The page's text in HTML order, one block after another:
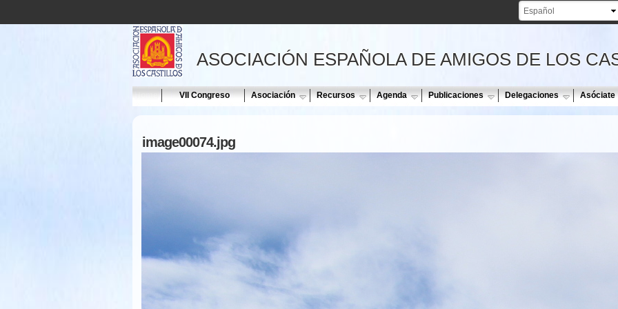
ASOCIACIÓN ESPAÑOLA DE AMIGOS DE LOS
Home VII Congreso Asociación Recursos Agenda Publicaciones Delegaciones Asóciate
image00074.jpg